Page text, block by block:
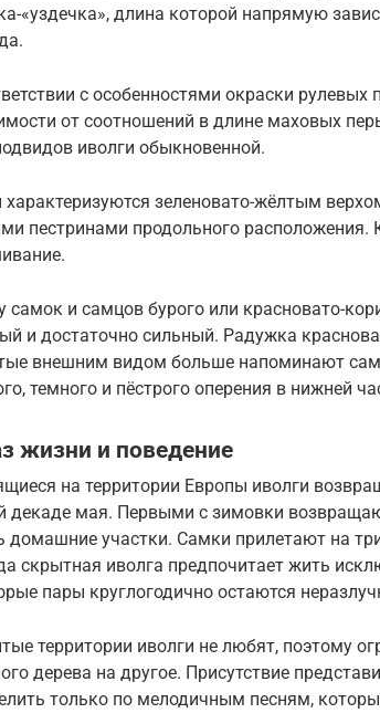
«уздечка», длина которой напрямую
с особенностями окраски рулевых
от соотношений в длине маховых
иволги обыкновенной.
зеленовато-жёлтым
пестринами продольного расположения.
самок и самцов бурого или красновато-
и достаточно сильный. Радужка
внешним видом больше напоминают
темного и пёстрого оперения в нижней
жизни и поведение
на территории Европы иволги
декаде мая. Первыми с зимовки
домашние участки. Самки прилетают на
скрытная иволга предпочитает жить
пары круглогодично остаются
территории иволги не любят, поэтому
дерева на другое. Присутствие
только по мелодичным песням,